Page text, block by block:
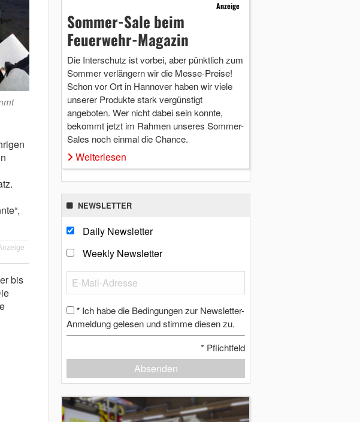
bis
Anzeige
Sommer-Sale beim
Feuerwehr-Magazin
Die Interschutz ist vorbei, aber pünktlich zum
Sommer verlängern wir die Messe-Preise!
Schon vor Ort in Hannover haben wir viele
unserer Produkte stark vergünstigt
angeboten. Wer nicht dabei sein konnte,
bekommt jetzt im Rahmen unseres Sommer-
Sales noch einmal die Chance.
Weiterlesen
NEWSLETTER
Daily Newsletter
Weekly Newsletter
* Ich habe die Bedingungen zur Newsletter-
Anmeldung gelesen und stimme diesen zu.
* Pflichtfeld
Absenden